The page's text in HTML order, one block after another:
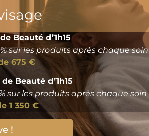
Beauté d’1h15
sur les produits après chaque soin
675 €
Beauté d’1h15
sur les produits après chaque soin
1 350 €
!